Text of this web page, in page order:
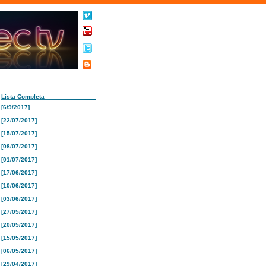
Lista Completa
[6/9/2017]
[22/07/2017]
[15/07/2017]
[08/07/2017]
[01/07/2017]
[17/06/2017]
[10/06/2017]
[03/06/2017]
[27/05/2017]
[20/05/2017]
[15/05/2017]
[06/05/2017]
[29/04/2017]